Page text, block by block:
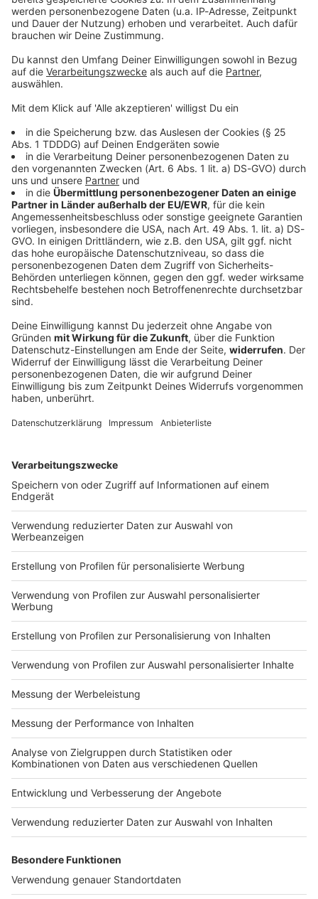
Sprachnachricht
© dpa-infocom, dpa:260131-930-622591/1
Bayern
Verfassungsschutz beobachtet AfD-
Abgeordneten Nolte
Auf die AfD hat der Verfassungsschutz ein Auge.
Inzwischen steht in Bayern der dritte
DEINE GEMERKTEN ARTIKEL
Du hast dir noch keine Artikel gemerkt
Markiere sie hierfür mit einem
Impressum
Nutzungsbedingungen
Jobs
Presse
Werben
Archiv
ANTENNE BAYERN GROUP
Kontakt
Studio-Hotline
Verkehrs-Hotline
Newsletter